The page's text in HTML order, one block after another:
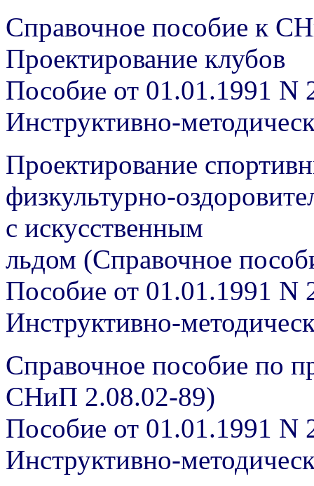
Справочное пособие к
Проектирование клубов
Пособие от 01.01.1991 N
Инструктивно-
Проектирование
физкультурно-
с искусственным
льдом (Справочное
Пособие от 01.01.1991 N
Инструктивно-
Справочное пособие по
СНиП 2.08.02-89)
Пособие от 01.01.1991 N
Инструктивно-